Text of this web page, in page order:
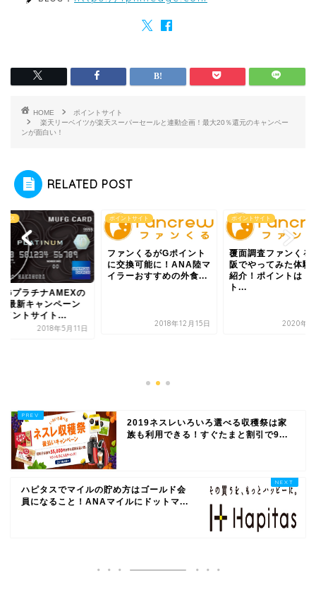
HOME
ポイントサイト
楽天リーベイツが楽天スーパーセールと連動企画！最大20％還元のキャンペー
ンが面白い！
RELATED POST
クス
プラチナAMEXの
最新キャンペーン
イントサイト...
2018年5月11日
ポイントサイト
ファンくるがGポイント
に交換可能に！ANA陸マ
イラーおすすめの外食...
2018年12月15日
ポイントサイト
覆面調査ファンくる
阪でやってみた体験
紹介！ポイントはド
ト...
2020年2
2019ネスレいろいろ選べる収穫祭は家
族も利用できる！すぐたまと割引で9...
ハピタスでマイルの貯め方はゴールド会
員になること！ANAマイルにドットマ...